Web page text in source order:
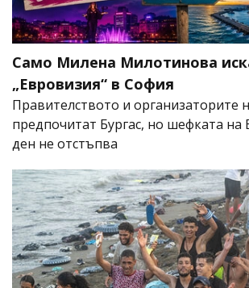
Само Милена Милотинова
„Евровизия“ в София
Правителството и организаторите
предпочитат Бургас, но шефката
ден не отстъпва